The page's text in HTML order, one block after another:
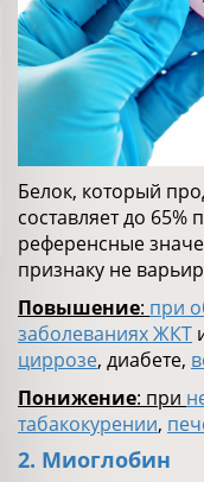
Белок, который
составляет до
референсные
признаку не
Повышение: при
заболеваниях ЖКТ
циррозе, диабете,
Понижение: при
табакокурении,
2. Миоглобин